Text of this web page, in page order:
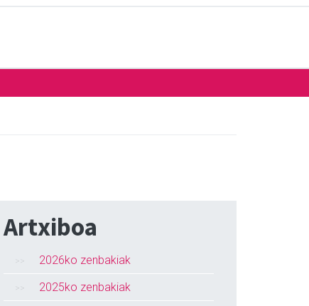
Artxiboa
2026ko zenbakiak
2025ko zenbakiak